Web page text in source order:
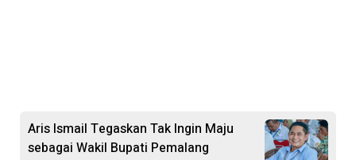
Aris Ismail Tegaskan Tak Ingin Maju
sebagai Wakil Bupati Pemalang